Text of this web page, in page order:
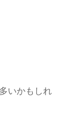
いかもしれ